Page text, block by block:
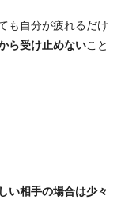
も自分が疲れるだけ
ら受け止めないこと
い相手の場合は少々